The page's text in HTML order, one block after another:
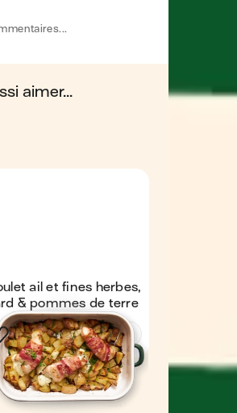
tout au long du
aimer...
ail et fines herbes,
& pommes de terre
Voir la recette